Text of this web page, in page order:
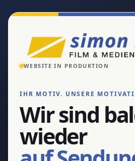
WEBSITE IN PRODUKTION
IHR MOTIV. UNSERE
Wir sind
wieder